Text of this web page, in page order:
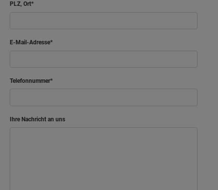
PLZ, Ort
E-Mail-Adresse
Telefonnummer
Ihre Nachricht an uns